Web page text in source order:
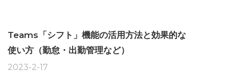
Teams「シフト」機能の活用方法と効果的な
使い方（勤怠・出勤管理など）
2023-2-17